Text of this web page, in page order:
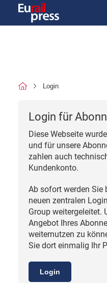
Login
Login für
Diese Webseite
und für unsere
zahlen auch
Kundenkonto.
Ab sofort werden Sie
neuen zentralen
Group weitergeleitet.
Angebot Ihres
weiternutzen zu
Sie dort einmalig Ihr
Login